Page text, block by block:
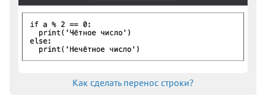
Как сделать перенос строки?
<nobr>
<noembed>
<noframes>
<noindex>